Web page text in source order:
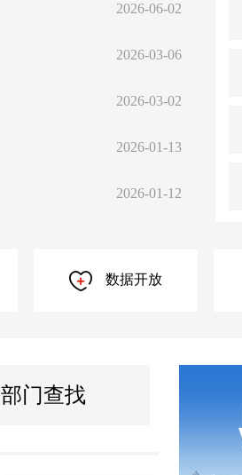
2026-06-02
2026-03-06
2026-03-02
2026-01-13
2026-01-12
2025-11-27
习近
科技
广州
数据开放
部门查找